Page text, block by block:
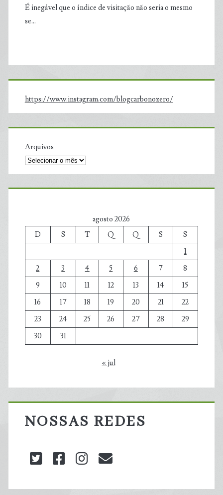
É inegável que o índice de visitação não seria o mesmo
se…
https://www.instagram.com/blogcarbonozero/
Arquivos
agosto 2026
D
S T Q Q S
S
1
2
3 4 5 6 7
8
9
10 11 12 13 14
15
16
17 18 19 20 21
22
23
24 25 26 27 28
29
30
31
« jul
NOSSAS REDES
twitterfacebookinstagram